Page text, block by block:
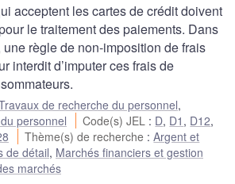
acceptent les cartes de crédit doivent
le traitement des paiements. Dans
règle de non-imposition de frais
interdit d’imputer ces frais de
de recherche du personnel,
personnel
Code(s) JEL : D, D1 , D12,
Thème(s) de recherche :Argent et
de détail, Marchés financiers et gestion
marchés